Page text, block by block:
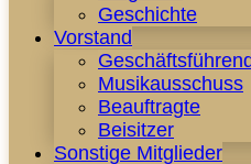
Geschichte
Vorstand
Musikausschuss
Beauftragte
Beisitzer
Sonstige Mitglieder